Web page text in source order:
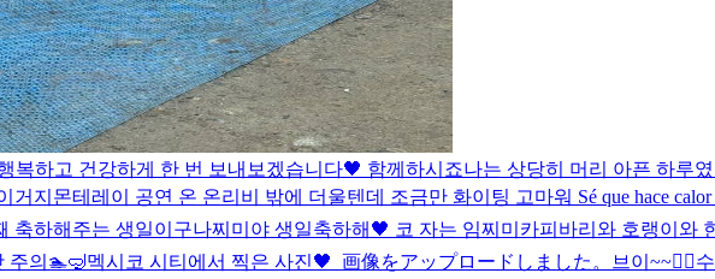
복하고 건강하게 한 번 보내보겠습니다🖤 함께하시죠나는 상당히 머리 아픈 하루
거지 몬테레이 공연 온 온리비 밖에 더울텐데 조금만 화이팅 고마워 Sé que hace calor
축하해주는 생일이구나찌미야 생일축하해🖤 코 자는 임찌미 카피바리와 호랭이와
주의🏊🤿멕시코 시티에서 찍은 사진🖤 画像をアップロードしました。 브이~~✌🏻